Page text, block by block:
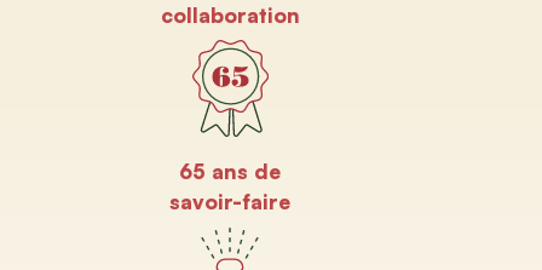
collaboration
65 ans de
savoir-faire